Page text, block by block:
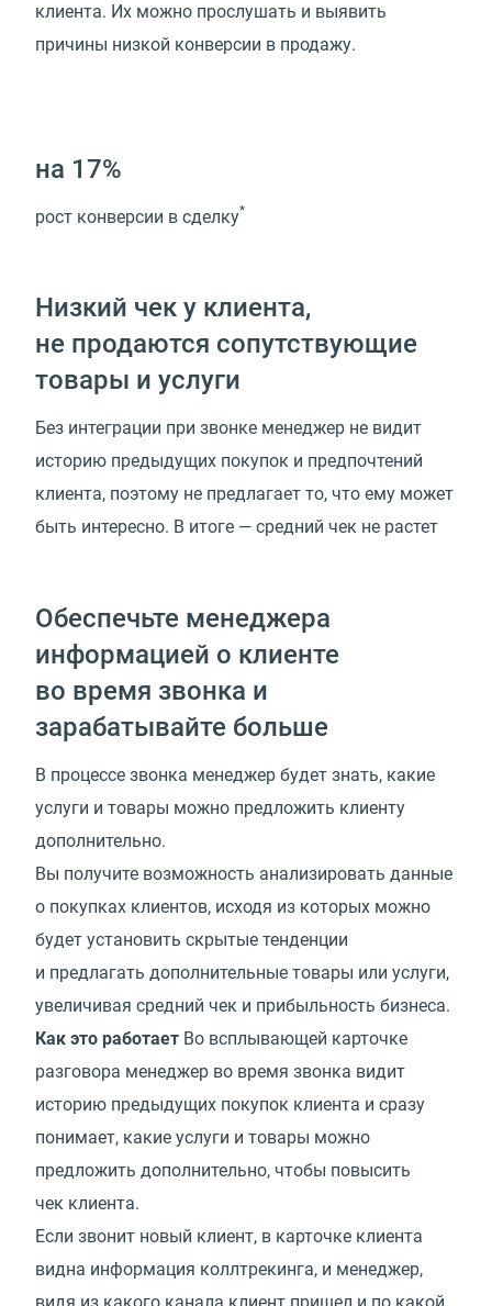
клиента. Их можно прослушать и выявить
причины низкой конверсии в продажу.
на 17%
рост конверсии в сделку*
Низкий чек у клиента,
не продаются сопутствующие
товары и услуги
Без интеграции при звонке менеджер не видит
историю предыдущих покупок и предпочтений
клиента, поэтому не предлагает то, что ему может
быть интересно. В итоге — средний чек не растет
Обеспечьте менеджера
информацией о клиенте
во время звонка и
зарабатывайте больше
В процессе звонка менеджер будет знать, какие
услуги и товары можно предложить клиенту
дополнительно.
Вы получите возможность анализировать данные
о покупках клиентов, исходя из которых можно
будет установить скрытые тенденции
и предлагать дополнительные товары или услуги,
увеличивая средний чек и прибыльность бизнеса.
Как это работает Во всплывающей карточке
разговора менеджер во время звонка видит
историю предыдущих покупок клиента и сразу
понимает, какие услуги и товары можно
предложить дополнительно, чтобы повысить
чек клиента.
Если звонит новый клиент, в карточке клиента
видна информация коллтрекинга, и менеджер,